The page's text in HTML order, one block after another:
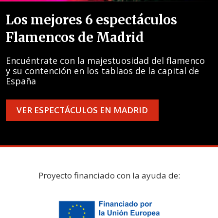
Los mejores 6 espectáculos
Flamencos de Madrid
Encuéntrate con la majestuosidad del flamenco
y su contención en los tablaos de la capital de
España
VER ESPECTÁCULOS EN MADRID
Proyecto financiado con la ayuda de: